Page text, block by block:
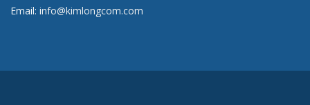
Email: info@kimlongcom.com